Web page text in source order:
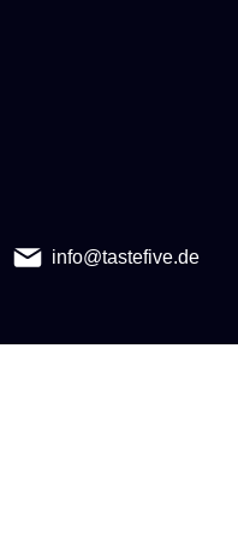
info@tastefive.de